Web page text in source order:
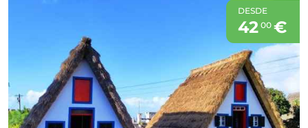
DESDE
42 00€